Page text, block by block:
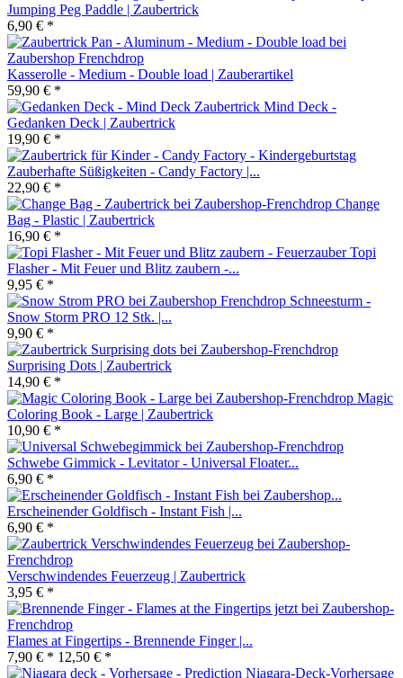
Jumping Peg Paddle | Zaubertrick
6,90 € *
Kasserolle - Medium - Double load | Zauberartikel
59,90 € *
Mind Deck -
Gedanken Deck | Zaubertrick
19,90 € *
Zauberhafte Süßigkeiten - Candy Factory |...
22,90 € *
Change
Bag - Plastic | Zaubertrick
16,90 € *
Topi
Flasher - Mit Feuer und Blitz zaubern -...
9,95 € *
Schneesturm -
Snow Storm PRO 12 Stk. |...
9,90 € *
Surprising Dots | Zaubertrick
14,90 € *
Magic
Coloring Book - Large | Zaubertrick
10,90 € *
Schwebe Gimmick - Levitator - Universal Floater...
6,90 € *
Erscheinender Goldfisch - Instant Fish |...
6,90 € *
Verschwindendes Feuerzeug | Zaubertrick
3,95 € *
Flames at Fingertips - Brennende Finger |...
7,90 € * 12,50 € *
Niagara-Deck-Vorhersage